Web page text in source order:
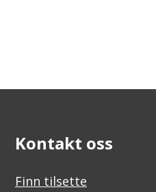
Kontakt oss
Finn tilsette